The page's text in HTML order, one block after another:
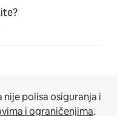
polisa osiguranja i
i ograničenjima.